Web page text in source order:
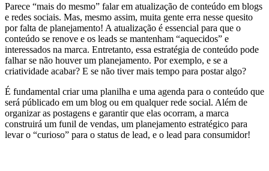
Parece “mais do mesmo” falar em atualização de conteúdo em blogs
e redes sociais. Mas, mesmo assim, muita gente erra nesse quesito
por falta de planejamento! A atualização é essencial para que o
conteúdo se renove e os leads se mantenham “aquecidos” e
interessados na marca. Entretanto, essa estratégia de conteúdo pode
falhar se não houver um planejamento. Por exemplo, e se a
criatividade acabar? E se não tiver mais tempo para postar algo?
É fundamental criar uma planilha e uma agenda para o conteúdo que
será públicado em um blog ou em qualquer rede social. Além de
organizar as postagens e garantir que elas ocorram, a marca
construirá um funil de vendas, um planejamento estratégico para
levar o “curioso” para o status de lead, e o lead para consumidor!